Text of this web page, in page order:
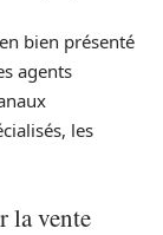
bien présenté
agents
les
la vente